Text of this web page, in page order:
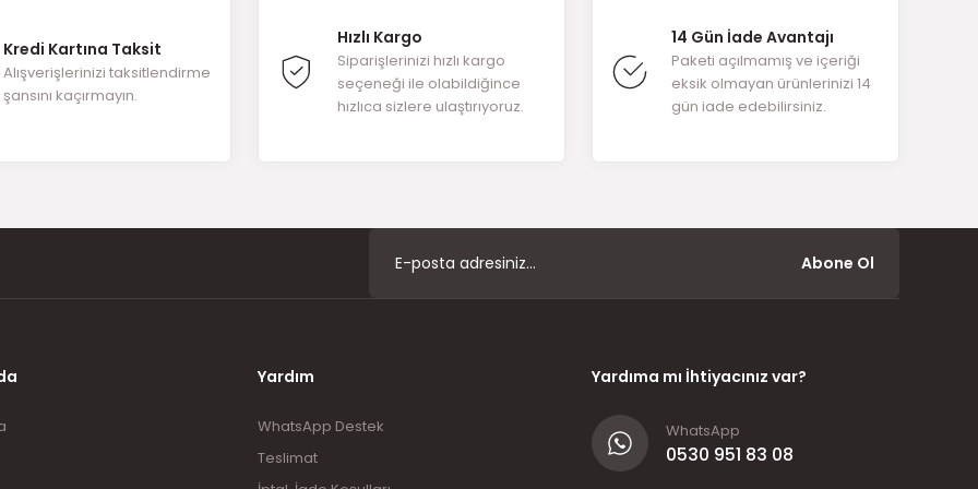
Yorum Yaz
Kredi Kartına Taksit
Alışverişlerinizi taksitlendirme
şansını kaçırmayın.
Hızlı Kargo
Siparişlerinizi hızlı kargo
seçeneği ile olabildiğince
hızlıca sizlere ulaştırıyoruz.
14 Gün İade Avantajı
Paketi açılmamış ve içeriği
eksik olmayan ürünlerinizi 14
gün iade edebilirsiniz.
Abone Ol
Yardım
WhatsApp Destek
Teslimat
Yardıma mı İhtiyacınız var?
WhatsApp
0530 951 83 08